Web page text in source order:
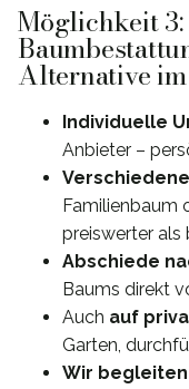
Möglichkeit
Alternative
Individuelle
Anbieter –
Familienbaum
preiswerter als
Abschiede
Baums direkt
Auch auf
Garten,
Wir begleiten